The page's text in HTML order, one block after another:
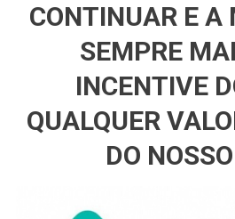
CONTINUAR E A
SEMPRE
INCENTIVE
QUALQUER
DO